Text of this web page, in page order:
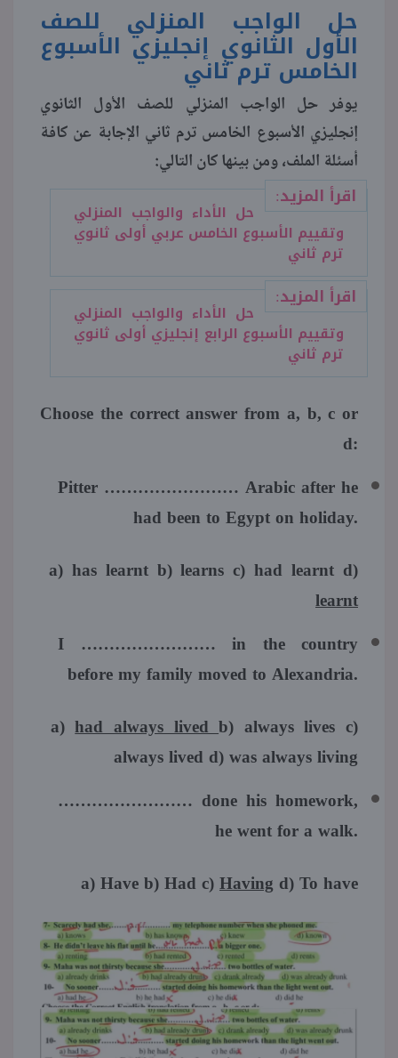
حل الواجب المنزلي للصف
الأول الثانوي إنجليزي الأسبوع
الخامس ترم ثاني
يوفر حل الواجب المنزلي للصف الأول الثانوي
إنجليزي الأسبوع الخامس ترم ثاني الإجابة عن كافة
أسئلة الملف، ومن بينها كان التالي:
اقرأ المزيد:
حل الأداء والواجب المنزلي
وتقييم الأسبوع الخامس عربي أولى ثانوي
ترم ثاني
اقرأ المزيد:
حل الأداء والواجب المنزلي
وتقييم الأسبوع الرابع إنجليزي أولى ثانوي
ترم ثاني
Choose the correct answer from a, b, c or
d:
Pitter …………………… Arabic after he
had been to Egypt on holiday.
a) has learnt b) learns c) had learnt d)
learnt
I …………………… in the country
before my family moved to Alexandria.
a)had always livedb) always lives c)
always lived d) was always living
…………………… done his homework,
he went for a walk.
a) Have b) Had c)Havingd) To have